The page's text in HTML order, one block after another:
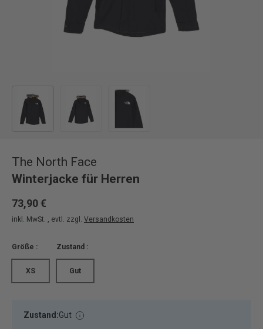
The North Face
Winterjacke für Herren
73,90 €
inkl. MwSt. , evtl. zzgl. Versandkosten
Größe :
XS
Zustand :
Gut
Zustand:Gut